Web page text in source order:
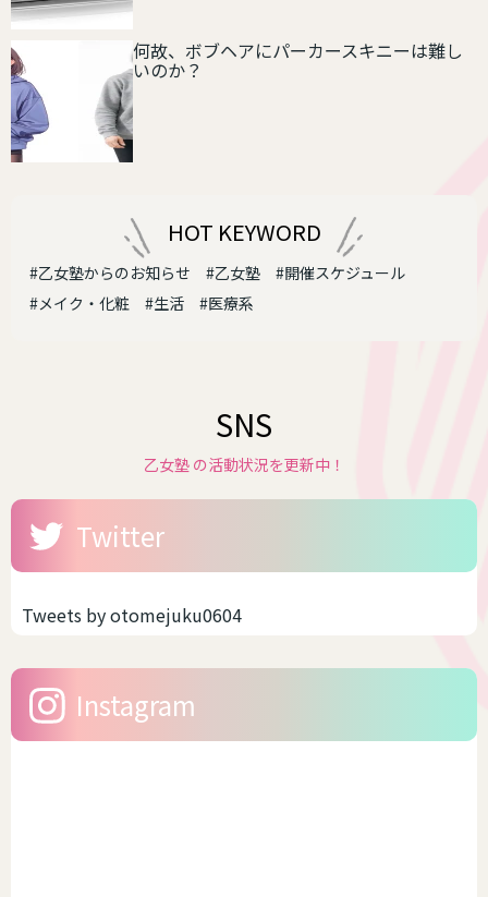
何故、ボブヘアにパーカースキニーは難し
いのか？
HOT KEYWORD
#乙女塾からのお知らせ #乙女塾
#開催スケジュール
#メイク・化粧
#生活 #医療系
SNS
乙女塾 の活動状況を更新中！
Twitter
Tweets by otomejuku0604
Instagram